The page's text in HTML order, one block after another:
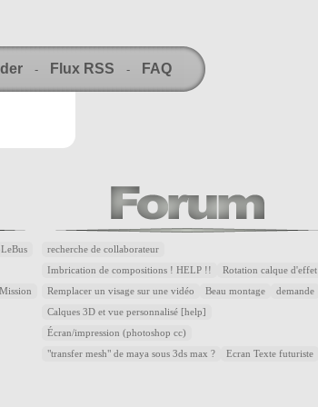
- Flux RSS - FAQ
recherche de collaborateur
Imbrication de compositions ! HELP !! Rotation calque d'effet
Remplacer un visage sur une vidéo Beau montage demande
Calques 3D et vue personnalisé [help]
Écran/impression (photoshop cc)
"transfer mesh" de maya sous 3ds max ? Ecran Texte futuriste